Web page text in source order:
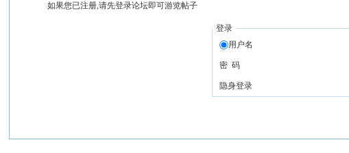
如果您已注册,请先登录论坛即可游览帖子
登录
用户名
密 码
隐身登录